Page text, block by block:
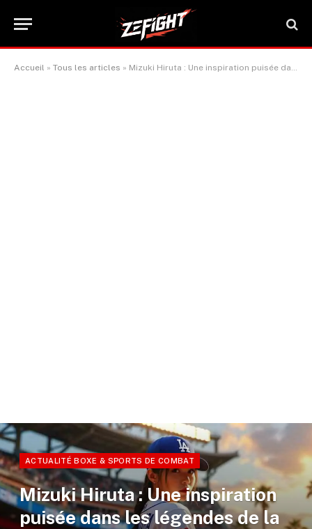
Accueil » Tous les articles » Mizuki Hiruta : Une inspiration puisée dans les légendes de la WBO et l’esprit des Dodgers de L.A.
ACTUALITÉ BOXE & SPORTS DE COMBAT
Mizuki Hiruta : Une inspiration
puisée dans les légendes de la